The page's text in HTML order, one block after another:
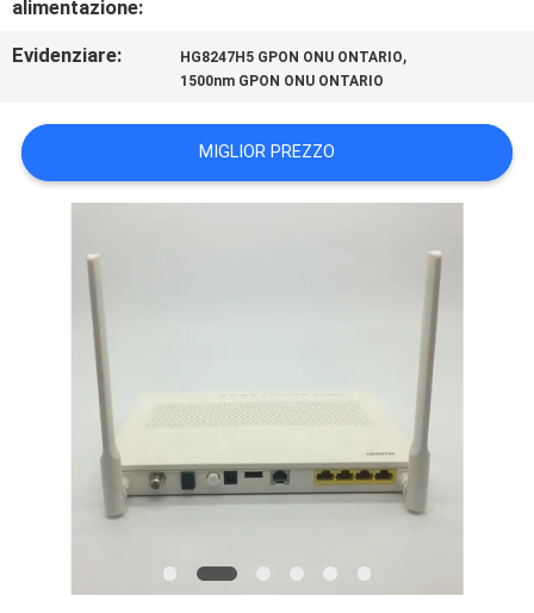
MAPPA
DEL
SITO
POLICY
alimentazione:
Evidenziare: HG8247H5 GPON ONU ONTARIO,
1500nm GPON ONU ONTARIO
MIGLIOR PREZZO